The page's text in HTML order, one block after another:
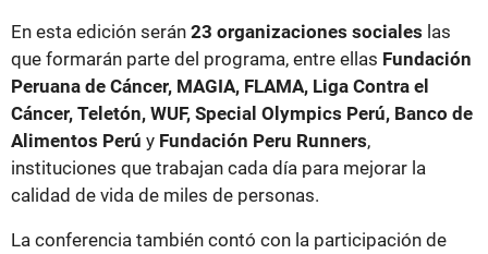
En esta edición serán 23 organizaciones sociales las
que formarán parte del programa, entre ellas Fundación
Peruana de Cáncer, MAGIA, FLAMA, Liga Contra el
Cáncer, Teletón, WUF, Special Olympics Perú, Banco de
Alimentos Perú y Fundación Peru Runners,
instituciones que trabajan cada día para mejorar la
calidad de vida de miles de personas.
La conferencia también contó con la participación de